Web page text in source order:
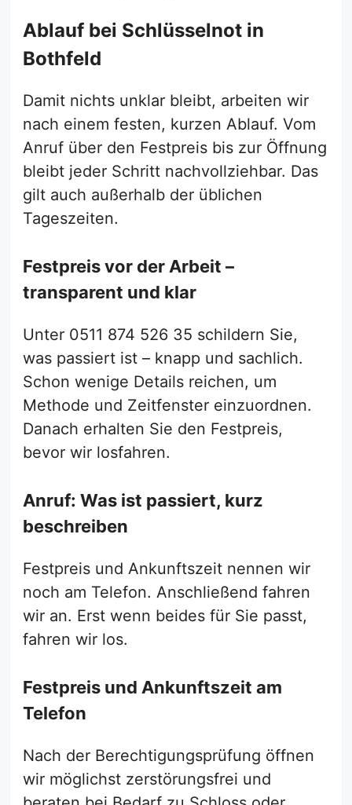
Ablauf bei Schlüsselnot in
Bothfeld
Damit nichts unklar bleibt, arbeiten wir
nach einem festen, kurzen Ablauf. Vom
Anruf über den Festpreis bis zur Öffnung
bleibt jeder Schritt nachvollziehbar. Das
gilt auch außerhalb der üblichen
Tageszeiten.
Festpreis vor der Arbeit –
transparent und klar
Unter 0511 874 526 35 schildern Sie,
was passiert ist – knapp und sachlich.
Schon wenige Details reichen, um
Methode und Zeitfenster einzuordnen.
Danach erhalten Sie den Festpreis,
bevor wir losfahren.
Anruf: Was ist passiert, kurz
beschreiben
Festpreis und Ankunftszeit nennen wir
noch am Telefon. Anschließend fahren
wir an. Erst wenn beides für Sie passt,
fahren wir los.
Festpreis und Ankunftszeit am
Telefon
Nach der Berechtigungsprüfung öffnen
wir möglichst zerstörungsfrei und